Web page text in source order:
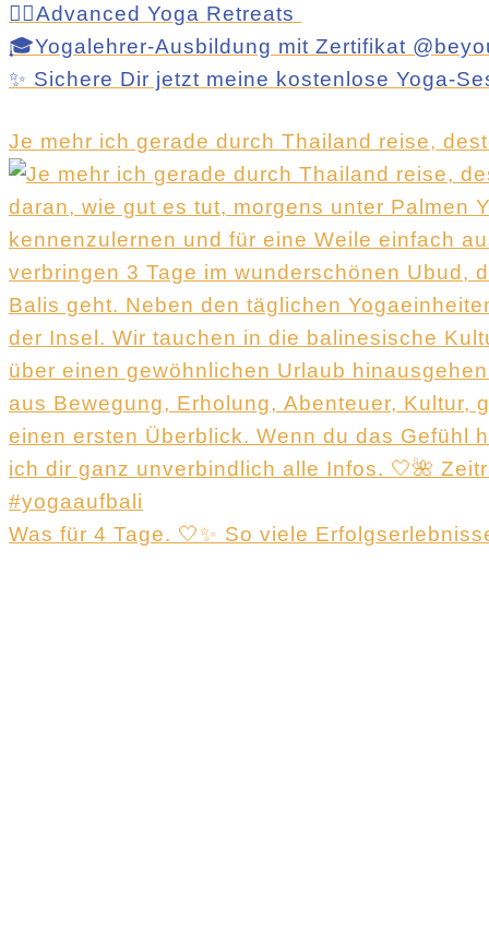
🧘‍♀️Advanced Yoga Retreats
🎓Yogalehrer-Ausbildung mit Zertifikat
✨ Sichere Dir jetzt meine kostenlose Yoga-
Je mehr ich gerade durch Thailand reise,
Was für 4 Tage. 🤍✨ So viele